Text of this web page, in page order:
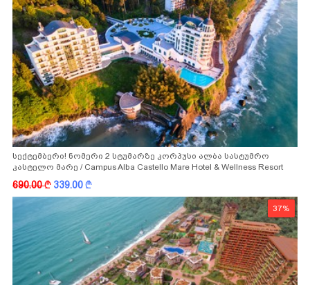
სექტემბერი! ნომერი 2 სტუმარზე კორპუსი ალბა სასტუმრო
კასტელო მარე / Campus Alba Castello Mare Hotel & Wellness Resort
690.00k 339.00k
37%